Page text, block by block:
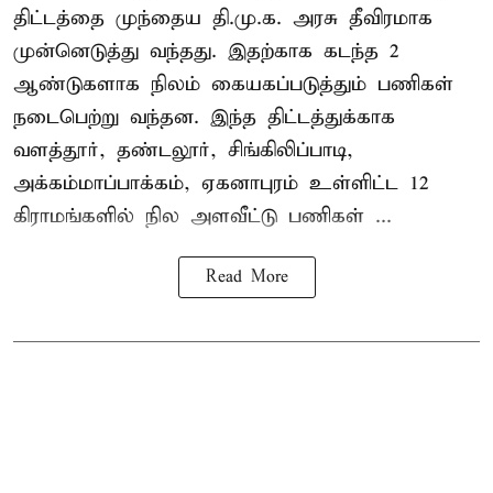
திட்டத்தை முந்தைய தி.மு.க. அரசு தீவிரமாக
முன்னெடுத்து வந்தது. இதற்காக கடந்த 2
ஆண்டுகளாக நிலம் கையகப்படுத்தும் பணிகள்
நடைபெற்று வந்தன. இந்த திட்டத்துக்காக
வளத்தூர், தண்டலூர், சிங்கிலிப்பாடி,
அக்கம்மாப்பாக்கம், ஏகனாபுரம் உள்ளிட்ட 12
கிராமங்களில் நில அளவீட்டு பணிகள் ...
Read More